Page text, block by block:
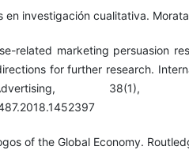
en investigación cualitativa.
related marketing persuasion
for further research.
38(1),
of the Global Economy.